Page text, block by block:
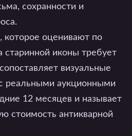
сохранности и
которое оценивают по
старинной иконы требует
визуальные
реальными аукционными
12 месяцев и называет
стоимость антикварной